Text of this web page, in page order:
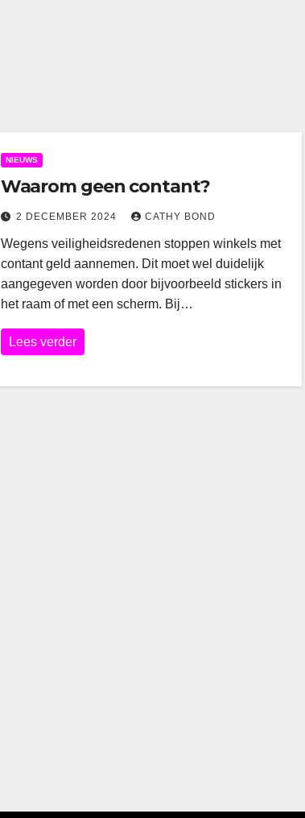
NIEUWS
Waarom geen contant?
2 DECEMBER 2024 CATHY BOND
Wegens veiligheidsredenen stoppen winkels met
contant geld aannemen. Dit moet wel duidelijk
aangegeven worden door bijvoorbeeld stickers in
het raam of met een scherm. Bij…
Lees verder